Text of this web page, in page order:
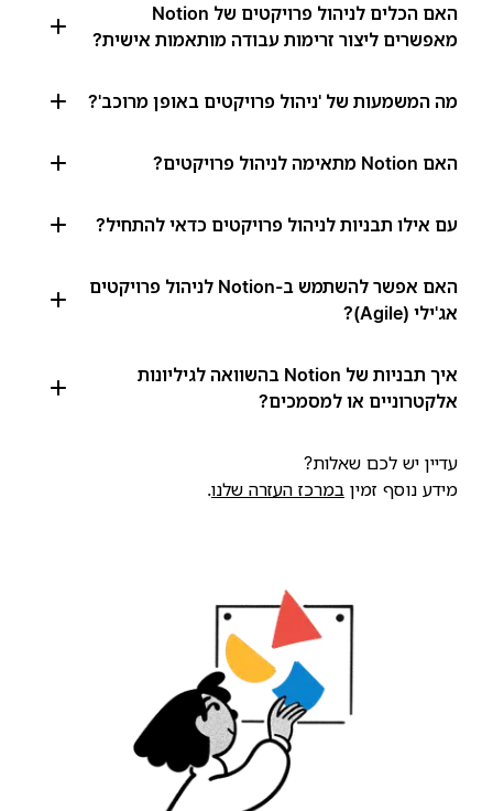
האם הכלים לניהול פרויקטים של Notion
מאפשרים ליצור זרימות עבודה מותאמות אישית?
מה המשמעות של 'ניהול פרויקטים באופן מרוכב'?
האם Notion מתאימה לניהול פרויקטים?
עם אילו תבניות לניהול פרויקטים כדאי להתחיל?
האם אפשר להשתמש ב-Notion לניהול פרויקטים
אג'ילי (Agile)?
איך תבניות של Notion בהשוואה לגיליונות
אלקטרוניים או למסמכים?
עדיין יש לכם שאלות?
מידע נוסף זמין במרכז העזרה שלנו.